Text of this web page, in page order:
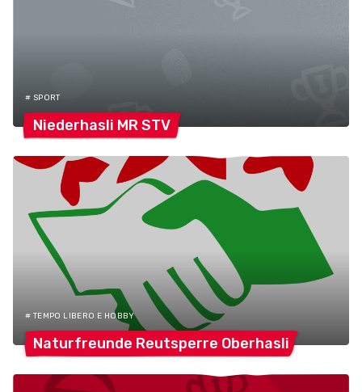
# SPORT
Niederhasli MRSTV
# TEMPO LIBERO E HOBBY
Naturfreunde Reutsperre Oberhasli